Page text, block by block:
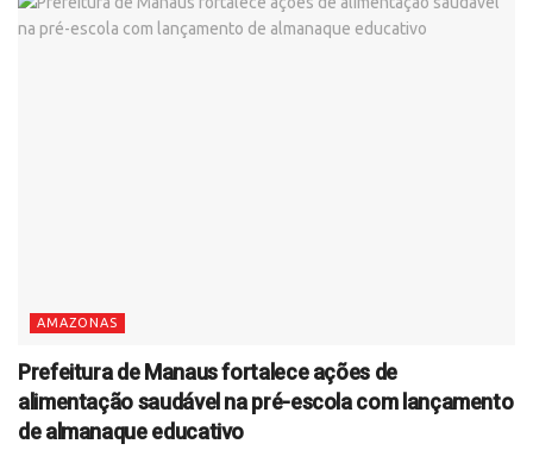
AMAZONAS
Prefeitura de Manaus fortalece ações de
alimentação saudável na pré-escola com lançamento
de almanaque educativo